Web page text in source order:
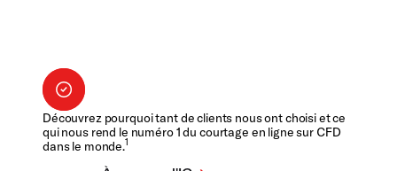
Découvrez pourquoi tant de clients nous ont choisi et ce
qui nous rend le numéro 1 du courtage en ligne sur CFD
dans le monde.1